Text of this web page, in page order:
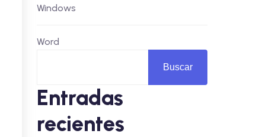
Windows
Word
Buscar
Entradas
recientes